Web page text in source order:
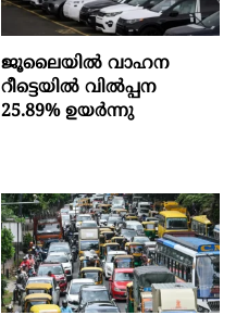
ജൂലൈയിൽ വാഹന
റീട്ടെയിൽ വിൽപ്പന
25.89% ഉയർന്നു